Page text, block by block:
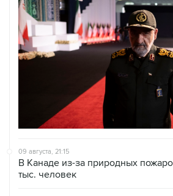
09 августа, 21:15
В Канаде из-за природных
тыс. человек